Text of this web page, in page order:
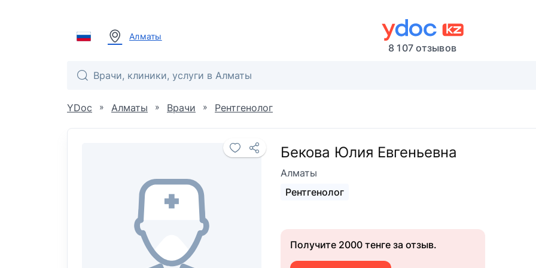
Алматы
8 107 отзывов
YDoc » Алматы » Врачи » Рентгенолог
Бекова Юлия Евгеньевна
Алматы
Рентгенолог
Получите 2000 тенге за отзыв.